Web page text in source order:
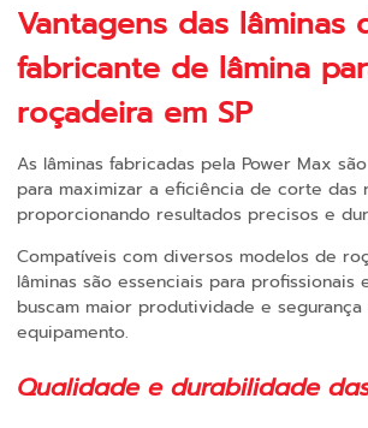
Vantagens das lâminas
fabricante de lâmina
roçadeira em SP
As lâminas fabricadas pela Power Max
para maximizar a eficiência de corte das
proporcionando resultados precisos e
Compatíveis com diversos modelos de
lâminas são essenciais para profissionais
buscam maior produtividade e
equipamento.
Qualidade e durabilidade